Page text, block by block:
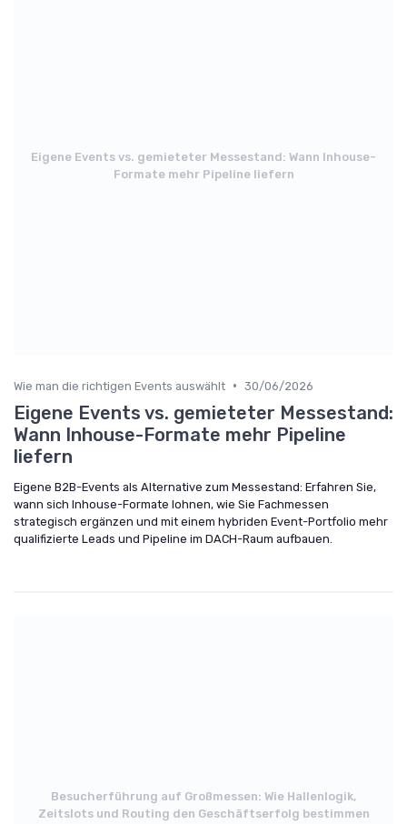
Eigene Events vs. gemieteter Messestand: Wann Inhouse-
Formate mehr Pipeline liefern
Wie man die richtigen Events auswählt • 30/06/2026
Eigene Events vs. gemieteter Messestand:
Wann Inhouse-Formate mehr Pipeline
liefern
Eigene B2B-Events als Alternative zum Messestand: Erfahren Sie,
wann sich Inhouse-Formate lohnen, wie Sie Fachmessen
strategisch ergänzen und mit einem hybriden Event-Portfolio mehr
qualifizierte Leads und Pipeline im DACH-Raum aufbauen.
Besucherführung auf Großmessen: Wie Hallenlogik,
Zeitslots und Routing den Geschäftserfolg bestimmen